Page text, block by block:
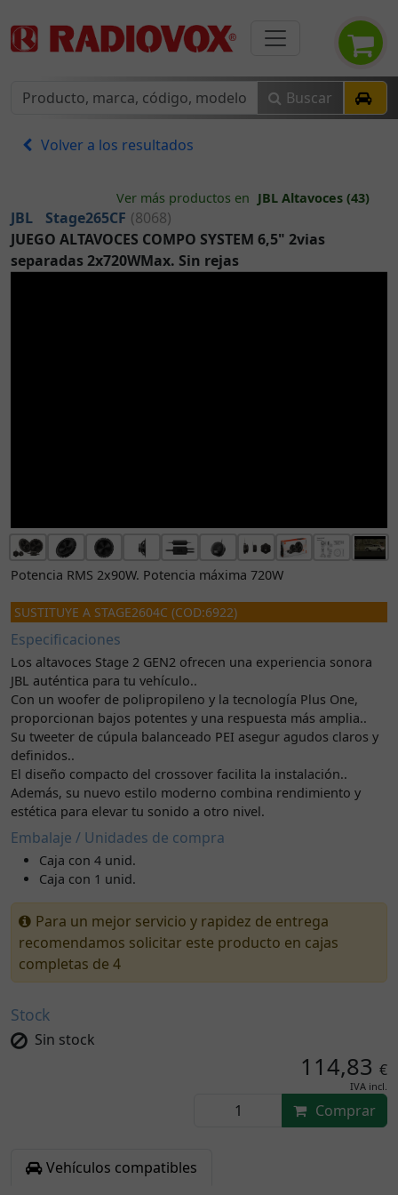
Buscar
Volver a los resultados
Ver más productos en JBL Altavoces (43)
JBL Stage265CF (8068)
JUEGO ALTAVOCES COMPO SYSTEM 6,5" 2vias
separadas 2x720WMax. Sin rejas
Potencia RMS 2x90W. Potencia máxima 720W
SUSTITUYE A STAGE2604C (COD:6922)
Especificaciones
Los altavoces Stage 2 GEN2 ofrecen una experiencia sonora
JBL auténtica para tu vehículo..
Con un woofer de polipropileno y la tecnología Plus One,
proporcionan bajos potentes y una respuesta más amplia..
Su tweeter de cúpula balanceado PEI asegur agudos claros y
definidos..
El diseño compacto del crossover facilita la instalación..
Además, su nuevo estilo moderno combina rendimiento y
estética para elevar tu sonido a otro nivel.
Embalaje / Unidades de compra
Caja con 4 unid.
Caja con 1 unid.
Para un mejor servicio y rapidez de entrega
recomendamos solicitar este producto en cajas
completas de 4
Stock
Sin stock
114,83 €
IVA incl.
Comprar
Vehículos compatibles